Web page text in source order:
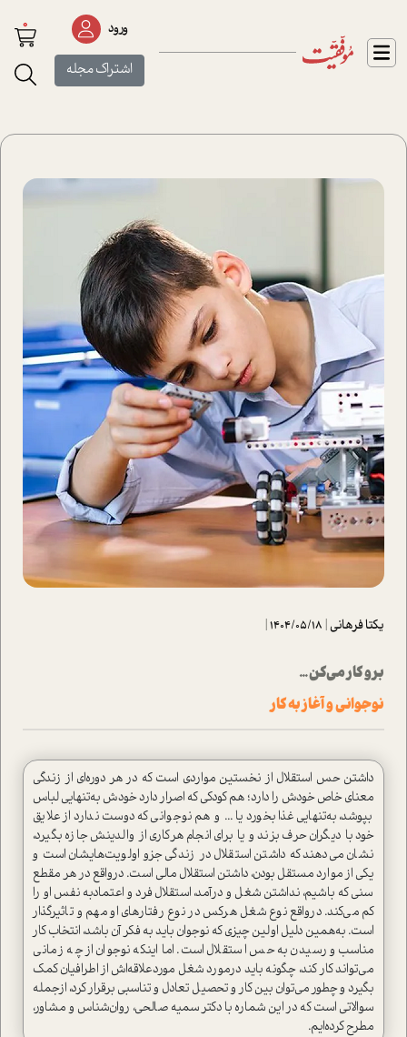
ورود
اشتراک مجله
0
یکتا فرهانی|
1404/05/18
|
برو كار مي‌كن ...
نوجواني و آغاز به كار
داشتن حس استقلال از نخستين مواردی است كه در هر دوره‌اي ‌از زندگي
معناي خاص خودش را دارد؛ هم كودكي كه اصرار دارد خودش به‌تنهايي لباس‌
بپوشد‌، به‌تنهايي غذا بخورد يا ... و هم نوجواني كه‌ دوست ندارد از علايق‌
خود‌ با ديگران حرف بزند‌ و يا براي انجام هر‌كاري از والدينش جازه بگيرد،
نشان می‌دهند که داشتن استقلال در زندگی جزو اولویت‌هایشان است و
یکی از موارد مستقل بودن، داشتن استقلال مالی است. درواقع در هر مقطع
سني كه باشيم، نداشتن‌ شغل و درآمد‌، استقلال فرد و اعتمادبه‌ ‌نفس او را
کم می‌کند. در‌واقع نوع شغل هركس در نوع رفتارهای او مهم و تاثيرگذار
است. به‌همين دليل ‌اولین چيزي ‌كه نوجوان بايد به فكر‌ آن باشد، انتخاب كار
مناسب و رسيدن به حس استقلال است‌. اما اینکه نوجوان از چه زمانی
می‌تواند کار کند، چگونه باید درمورد شغل موردعلاقه‌اش از اطرافیان کمک
بگیرد و چطور مي‌توان بين كار و تحصيل تعادل و تناسبي برقرار كرد، ازجمله
سوالاتی است که در این شماره با دكتر سميه صالحي، روان‌شناس و مشاور،
مطرح کرده‌ایم.